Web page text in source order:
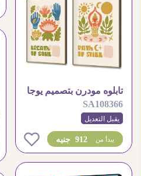
تابلوه مودرن بتصميم يوجا
وروحانيات هادئة
SA108366
يقبل التعديل
912 جنيه يبدأ من 0